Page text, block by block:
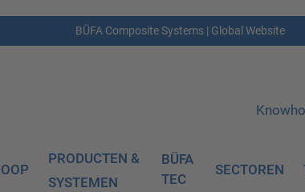
BÜFA Composite Systems | Global Website
PRODUCTEN &
SYSTEMEN
BÜFA
TEC
SECTOREN